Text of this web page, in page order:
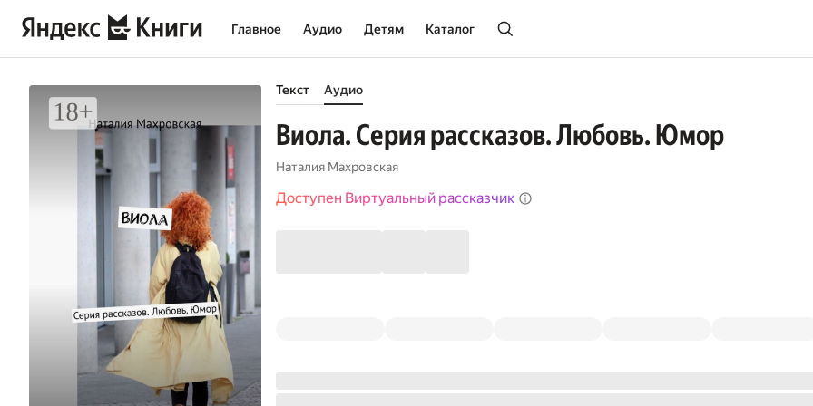
Главное Аудио Детям Каталог
Текст Аудио
Виола. Серия рассказов. Любовь. Юмор
Наталия Махровская
Доступен Виртуальный рассказчик